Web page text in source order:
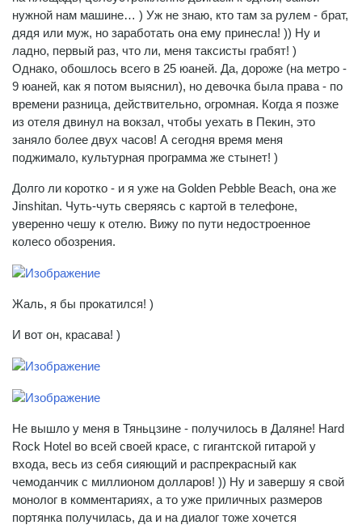
нужной нам машине… ) Уж не знаю, кто там за рулем - брат,
дядя или муж, но заработать она ему принесла! )) Ну и
ладно, первый раз, что ли, меня таксисты грабят! )
Однако, обошлось всего в 25 юаней. Да, дороже (на метро -
9 юаней, как я потом выяснил), но девочка была права - по
времени разница, действительно, огромная. Когда я позже
из отеля двинул на вокзал, чтобы уехать в Пекин, это
заняло более двух часов! А сегодня время меня
поджимало, культурная программа же стынет! )
Долго ли коротко - и я уже на Golden Pebble Beach, она же
Jinshitan. Чуть-чуть сверяясь с картой в телефоне,
уверенно чешу к отелю. Вижу по пути недостроенное
колесо обозрения.
Жаль, я бы прокатился! )
И вот он, красава! )
Не вышло у меня в Тяньцзине - получилось в Даляне! Hard
Rock Hotel во всей своей красе, с гигантской гитарой у
входа, весь из себя сияющий и распрекрасный как
чемоданчик с миллионом долларов! )) Ну и завершу я свой
монолог в комментариях, а то уже приличных размеров
портянка получилась, да и на диалог тоже хочется